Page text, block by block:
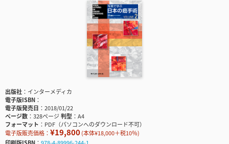
出版社
インターメディカ
電子版ISBN
電子版発売日
2018/01/22
ページ数
328ページ判型
A4
フォーマット
PDF（パソコンへのダウンロード不可）
電子版販売価格： ¥19,800(本体¥18,000＋税10％)